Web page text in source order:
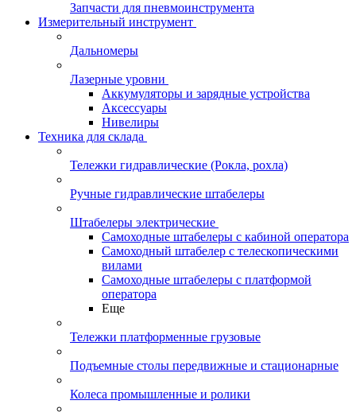
Запчасти для пневмоинструмента
Измерительный инструмент
Дальномеры
Лазерные уровни
Аккумуляторы и зарядные устройства
Аксессуары
Нивелиры
Техника для склада
Тележки гидравлические (Рокла, рохла)
Ручные гидравлические штабелеры
Штабелеры электрические
Самоходные штабелеры с кабиной оператора
Самоходный штабелер с телескопическими
вилами
Самоходные штабелеры с платформой
оператора
Еще
Тележки платформенные грузовые
Подъемные столы передвижные и стационарные
Колеса промышленные и ролики